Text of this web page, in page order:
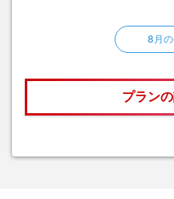
8月
プラン